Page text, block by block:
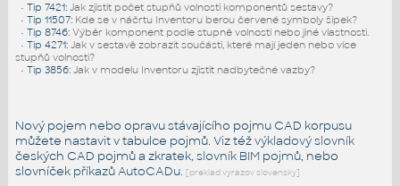
• Tip 7421: Jak zjistit počet stupňů volnosti komponentů sestavy?
• Tip 11507: Kde se v náčrtu Inventoru berou červené symboly šipek?
• Tip 8746: Výběr komponent podle stupně volnosti nebo jiné vlastnosti.
• Tip 4271: Jak v sestavě zobrazit součásti, které mají jeden nebo více
stupňů volnosti?
• Tip 3856: Jak v modelu Inventoru zjistit nadbytečné vazby?
Nový pojem nebo opravu stávajícího pojmu CAD korpusu
můžete nastavit v tabulce pojmů. Viz téžvýkladový slovník
českých CAD pojmů a zkratek,slovník BIM pojmů, nebo
slovníček příkazů AutoCADu. [preklad vyrazov slovensky]